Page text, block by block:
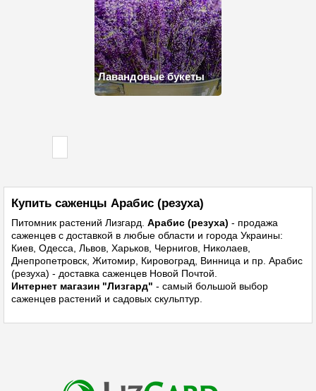
Лавандовые букеты
Купить саженцы Арабис (резуха)
Питомник растений Лизгард. Арабис (резуха) - продажа
саженцев с доставкой в любые области и города Украины:
Киев, Одесса, Львов, Харьков, Чернигов, Николаев,
Днепропетровск, Житомир, Кировоград, Винница и пр. Арабис
(резуха) - доставка саженцев Новой Почтой.
Интернет магазин "Лизгард" - самый большой выбор
саженцев растений и садовых скульптур.